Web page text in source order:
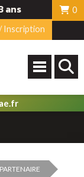
ans
0
Inscription